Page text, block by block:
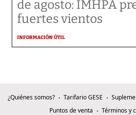
de agosto: IMHPA
fuertes vientos
INFORMACIÓN ÚTIL
¿Quiénes somos? Tarifario GESE
Puntos de venta
Términos y